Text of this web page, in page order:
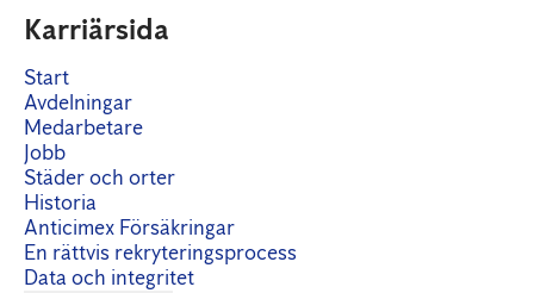
Karriärsida
Start
Avdelningar
Medarbetare
Jobb
Städer och orter
Historia
Anticimex Försäkringar
En rättvis rekryteringsprocess
Data och integritet